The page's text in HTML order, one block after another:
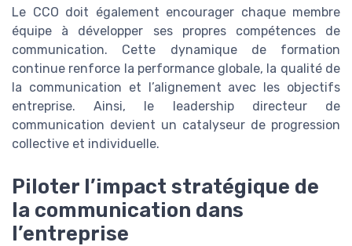
Le CCO doit également encourager chaque membre
équipe à développer ses propres compétences de
communication. Cette dynamique de formation
continue renforce la performance globale, la qualité de
la communication et l’alignement avec les objectifs
entreprise. Ainsi, le leadership directeur de
communication devient un catalyseur de progression
collective et individuelle.
Piloter l’impact stratégique de
la communication dans
l’entreprise